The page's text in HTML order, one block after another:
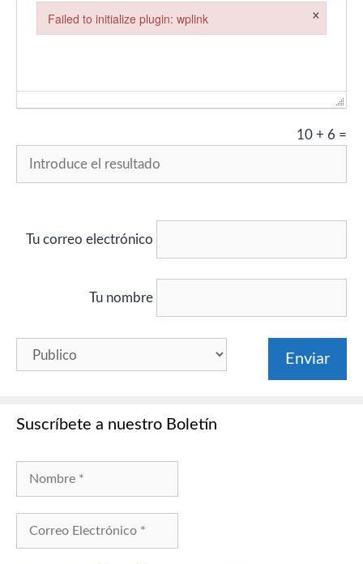
10 + 6 =
Tu correo electrónico
Tu nombre
Suscríbete a nuestro Boletín
Failed to initialize plugin: wplink ×
Failed to initialize plugin: wplink